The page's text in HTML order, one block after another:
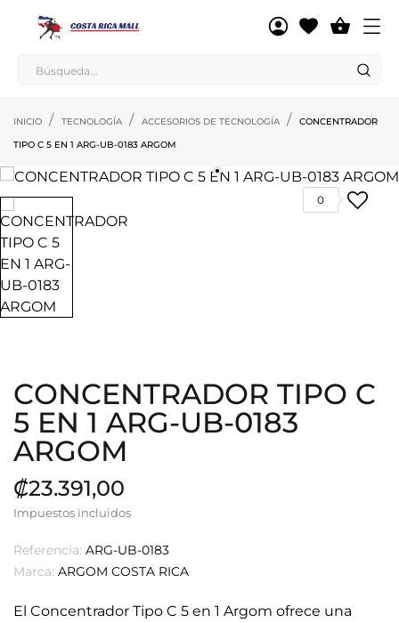

INICIO TECNOLOGÍA ACCESORIOS DE TECNOLOGÍA
CONCENTRADOR
TIPO C 5 EN 1 ARG-UB-0183 ARGOM
0
CONCENTRADOR TIPO C
5 EN 1 ARG-UB-0183
ARGOM
₡23.391,00
Impuestos incluidos
Referencia: ARG-UB-0183
Marca: ARGOM COSTA RICA
El Concentrador Tipo C 5 en 1 Argom ofrece una